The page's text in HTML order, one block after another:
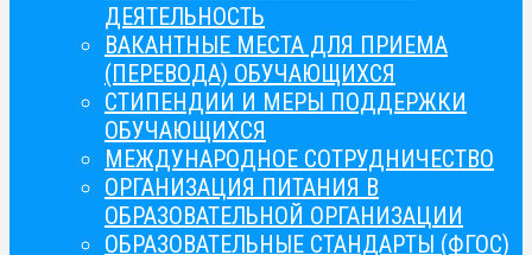
ДЕЯТЕЛЬНОСТЬ
ВАКАНТНЫЕ МЕСТА ДЛЯ ПРИЕМА
(ПЕРЕВОДА) ОБУЧАЮЩИХСЯ
СТИПЕНДИИ И МЕРЫ ПОДДЕРЖКИ
ОБУЧАЮЩИХСЯ
МЕЖДУНАРОДНОЕ СОТРУДНИЧЕСТВО
ОРГАНИЗАЦИЯ ПИТАНИЯ В
ОБРАЗОВАТЕЛЬНОЙ ОРГАНИЗАЦИИ
ОБРАЗОВАТЕЛЬНЫЕ СТАНДАРТЫ (ФГОС)